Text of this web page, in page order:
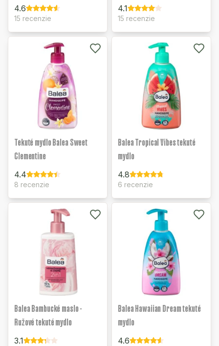
4.6
15 recenzie
4.1
15 recenzie
Tekuté mydlo Balea Sweet
Clementine
4.4
8 recenzie
Balea Tropical Vibes tekuté
mydlo
4.8
6 recenzie
Balea Bambucké maslo -
Ružové tekuté mydlo
3.1
Balea Hawaiian Dream tekuté
mydlo
4.6